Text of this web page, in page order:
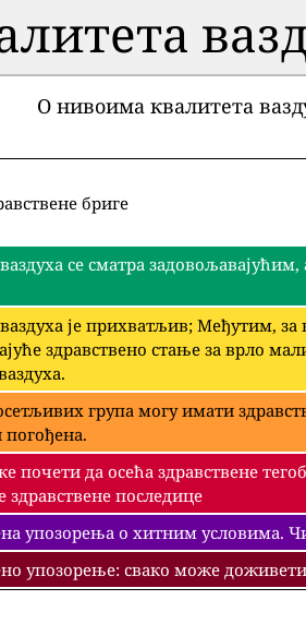
О нивоима квалитета
бриге
се сматра
је прихватљив; Међутим,
здравствено стање за врло
група могу имати
почети да осећа здравствене
здравствене последице
упозорења о хитним условима.
упозорење: свако може